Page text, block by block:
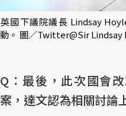
英國下議院議長 Lindsay
動。 圖／Twitter@Sir Lindsay
Q：最後，此次國會
案，達文認為相關討論